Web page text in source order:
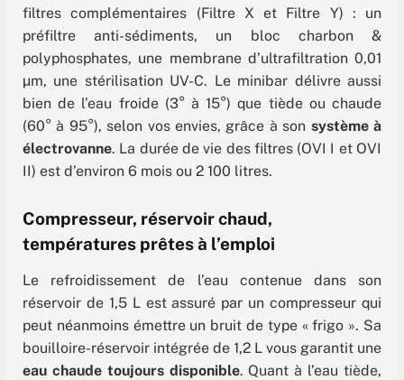
filtres complémentaires (Filtre X et Filtre Y) : un
préfiltre anti-sédiments, un bloc charbon &
polyphosphates, une membrane d’ultrafiltration 0,01
µm, une stérilisation UV-C. Le minibar délivre aussi
bien de l’eau froide (3° à 15°) que tiède ou chaude
(60° à 95°), selon vos envies, grâce à son système à
électrovanne. La durée de vie des filtres (OVI I et OVI
II) est d’environ 6 mois ou 2 100 litres.
Compresseur, réservoir chaud,
températures prêtes à l’emploi
Le refroidissement de l’eau contenue dans son
réservoir de 1,5 L est assuré par un compresseur qui
peut néanmoins émettre un bruit de type « frigo ». Sa
bouilloire-réservoir intégrée de 1,2 L vous garantit une
eau chaude toujours disponible. Quant à l’eau tiède,